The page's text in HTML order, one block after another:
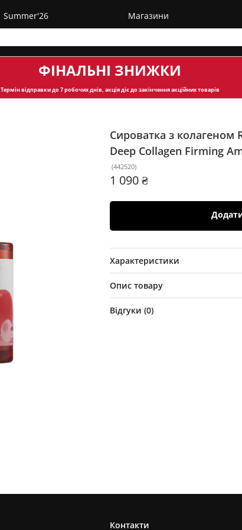
Summer'26 Магазини
ФІНАЛЬНІ ЗНИЖКИ
Термін відправкидо 7 робочих днів, акція діє до закінчення акційних товарів
Сироватка з колагеном
Deep Collagen Firming
(442520)
1 090 ₴
Характеристики
Опис товару
Відгуки (0)
Контакти